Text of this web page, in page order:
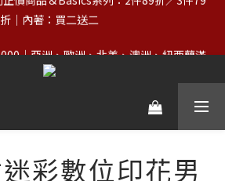
正價商品＆Basics系列：2件89折／3件79
折｜內著：買二送二
NT$3,000（詳情）
NT$5,000享終生VIP＋最高5%回饋
折｜內著：買二送二
彩數位印花男